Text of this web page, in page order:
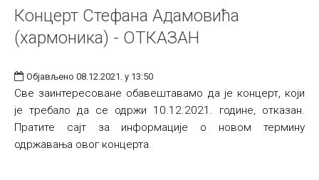
Концерт Стефана Адамовића
(хармоника) - ОТКАЗАН
Објављено 08.12.2021. у 13:50
Све заинтересоване обавештавамо да је концерт, који
је требало да се одржи 10.12.2021. године, отказан.
Пратите сајт за информације о новом термину
одржавања овог концерта.